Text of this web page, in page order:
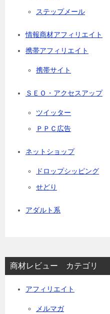
ステップメール
情報商材アフィリエイト
携帯アフィリエイト
携帯サイト
ＳＥＯ・アクセスアップ
ツイッター
ＰＰＣ広告
ネットショップ
ドロップシッピング
せどり
アダルト系
商材レビュー カテゴリ
アフィリエイト
メルマガ